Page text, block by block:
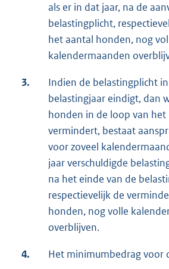
als er in dat jaar, na de
belastingplicht,
het aantal honden, nog
kalendermaanden
3.
Indien de belastingplicht
belastingjaar eindigt, dan
honden in de loop van het
vermindert, bestaat
voor zoveel
jaar verschuldigde
na het einde van de
respectievelijk de
honden, nog volle
overblijven.
4. Het minimumbedrag voor